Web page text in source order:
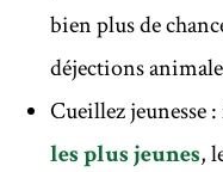
bien plus de
déjections
Cueillez jeunesse
les plus jeunes,